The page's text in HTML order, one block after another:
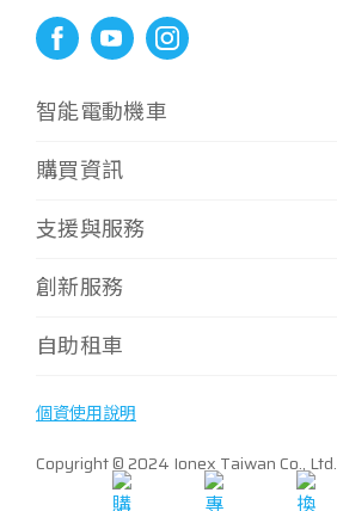
智能電動機車
CoolOne
i-One Air
i-One
i-One Fly Techno
S6
S6 Rex
S7R Techno
MiG 9
購買資訊
門市資訊
補助試算
最新優惠
支援與服務
最新消息
聯絡我們
創新服務
換電服務
自助租車
個資使用說明
Copyright © 2024 Ionex Taiwan Co., Ltd.